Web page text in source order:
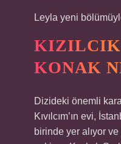
Leyla yeni
KIZILCIK
KONAK
Dizideki önemli
Kıvılcım’ın evi,
birinde yer alıyor